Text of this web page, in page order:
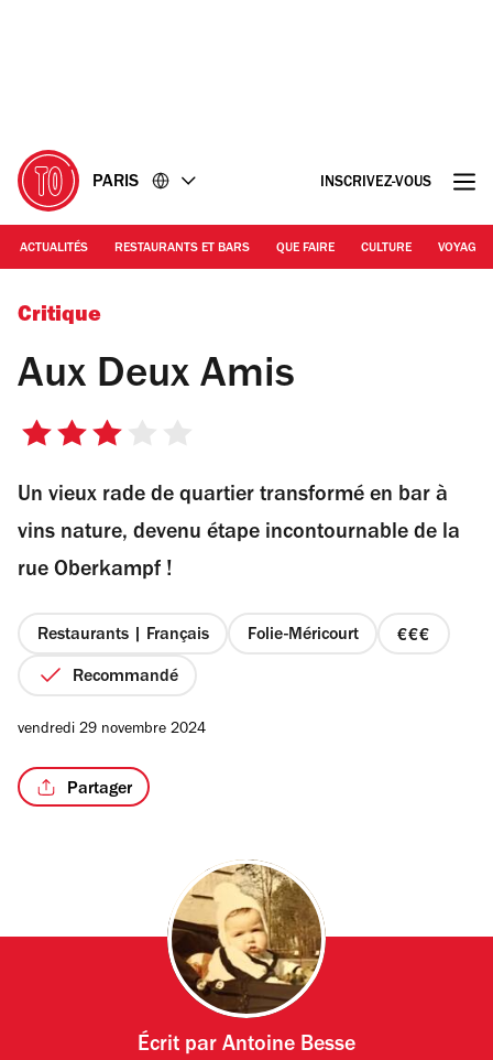
PARIS INSCRIVEZ-VOUS
ACTUALITÉS RESTAURANTS ET BARS QUE FAIRE CULTURE VOYAGE
Aux Deux Amis
Critique
Aux Deux Amis
3
5
étoiles
Un vieux rade de quartier transformé en bar à
vins nature, devenu étape incontournable de la
rue Oberkampf !
Restaurants | Français Folie-Méricourt
prix
Recommandé
vendredi 29 novembre 2024
Partager
Écrit par Antoine Besse